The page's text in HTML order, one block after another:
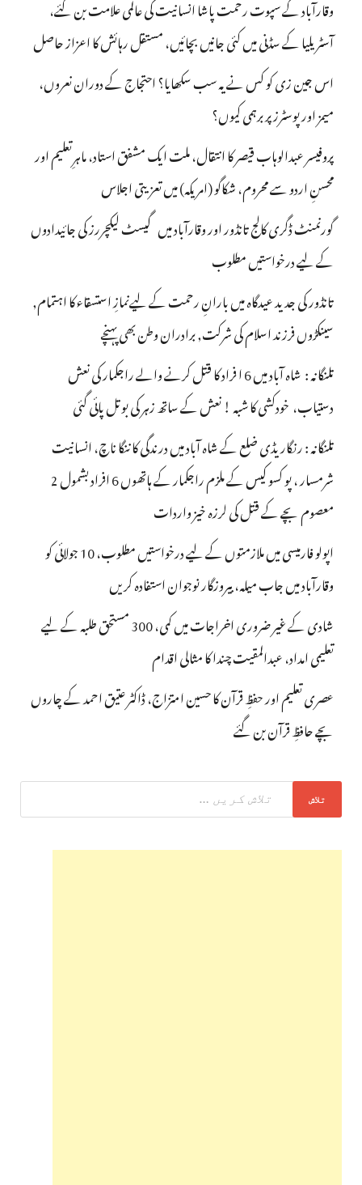
وقارآباد کے سپوت رحمت پاشا انسانیت کی عالمی علامت بن گئے،
آسٹریلیا کے سڈنی میں کئی جانیں بچائیں، مستقل رہائش کا اعزاز حاصل
اس جین زی کو کس نے یہ سب سکھایا؟ احتجاج کے دوران نعروں،
میمز اور پوسٹرز پر برہمی کیوں؟
پروفیسر عبدالوہاب قیصر کا انتقال، ملت ایک مشفق استاد، ماہرِتعلیم اور
محسنِ اردو سے محروم، شکاگو (امریکہ) میں تعزیتی اجلاس
گورنمنٹ ڈگری کالج تانڈور اور وقارآباد میں گیسٹ لیکچررز کی جائیدادوں
کے لیے درخواستیں مطلوب
تانڈور کی جدید عیدگاہ میں بارانِ رحمت کے لیےنمازِ استسقاء کا اہتمام,
سینکڑوں فرزند اسلام کی شرکت, برادران وطن بھی پہنچے
تلنگانہ : شاہ آباد میں 6 ا فراد کا قتل کرنے والے راجکمار کی نعش
دستیاب، خودکشی کا شبہ ! نعش کے ساتھ زہر کی بوتل پائی گئی
تلنگانہ : رنگاریڈی ضلع کے شاہ آباد میں درندگی کا ننگا ناچ، انسانیت
شرمسار ، پو کسو کیس کے ملزم راجکمار کے ہاتھوں 6 افراد بشمول 2
معصوم بچے کے قتل کی لرزہ خیز واردات
اپولو فارمیسی میں ملازمتوں کے لیے درخواستیں مطلوب، 10 جولائی کو
وقارآباد میں جاب میلہ، بیروزگار نوجوان استفادہ کریں
شادی کے غیر ضروری اخراجات میں کمی، 300 مستحق طلبہ کے لیے
تعلیمی امداد، عبدالمقیت چندا کا مثالی اقدام
عصری تعلیم اور حفظِ قرآن کا حسین امتزاج، ڈاکٹر عتیق احمد کے چاروں
بچے حافظِ قرآن بن گئے